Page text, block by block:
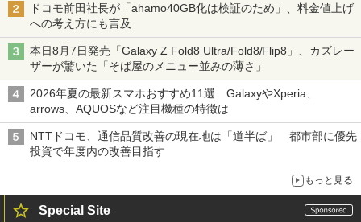
ドコモ前田社長が「ahamo40GB化は検証のため」、料金値上げ
への考え方にも言及
本日8月7日発売「Galaxy Z Fold8 Ultra/Fold8/Flip8」、カズレー
ザーが驚いた「そば屋のメニュー並みの薄さ」
2026年夏の最新スマホおすすめ11選 GalaxyやXperia、
arrows、AQUOSなど注目機種の特徴は
NTTドコモ、通信品質改善の現在地は「道半ば」 都市部に優先
投資で年度内の改善目指す
もっと見る
Special Site